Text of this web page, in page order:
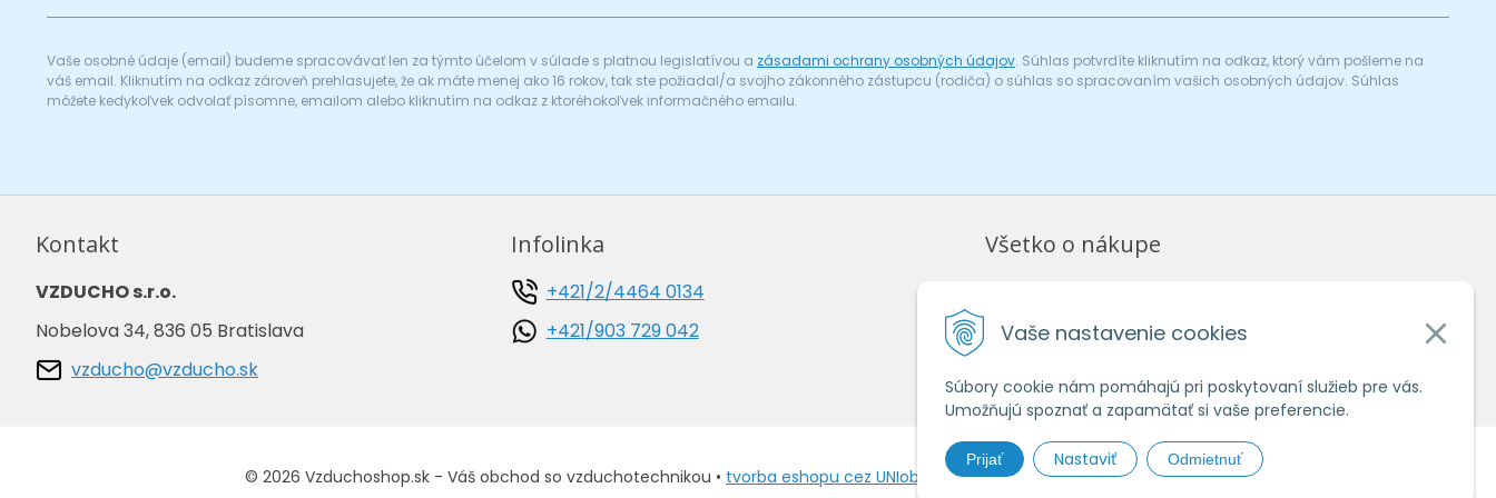
Vaše nastavenie cookies
Súbory cookie nám pomáhajú pri poskytovaní služieb pre vás.
Umožňujú spoznať a zapamätať si vaše preferencie.
Prijať Nastaviť Odmietnuť
Vaše osobné údaje (email) budeme spracovávať len za týmto účelom v súlade s platnou legislatívou a zásadami ochrany osobných údajov. Súhlas potvrdíte kliknutím na odkaz, ktorý vám pošleme na
váš email. Kliknutím na odkaz zároveň prehlasujete, že ak máte menej ako 16 rokov, tak ste požiadal/a svojho zákonného zástupcu (rodiča) o súhlas so spracovaním vašich osobných údajov. Súhlas
môžete kedykoľvek odvolať písomne, emailom alebo kliknutím na odkaz z ktoréhokoľvek informačného emailu.
Kontakt
VZDUCHO s.r.o.
Nobelova 34, 836 05 Bratislava
vzducho@vzducho.sk
Infolinka
+421/2/4464 0134
+421/903 729 042
Všetko o nákupe
Ochrana osobných údajov
© 2026 Vzduchoshop.sk - Váš obchod so vzduchotechnikou • tvorba eshopu cez UNIobchod,webhostingspoločnostiWEBYGROUP